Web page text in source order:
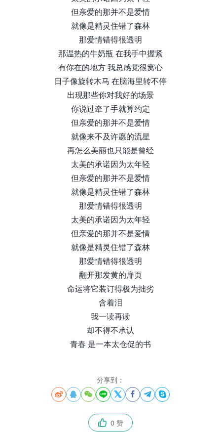
但亲爱的那并不是爱情
就像是精灵住错了森林
那爱情错得很透明
那温热的牛奶瓶 在我手中握紧
有你在的地方 我总感觉很窝心
日子像旋转木马 在脑海里转不停
出现那些你对我好的场景
你说过牵了手就算约定
但亲爱的那并不是爱情
就像来不及许愿的流星
再怎么美丽也只能是曾经
太美的承诺因为太年轻
但亲爱的那并不是爱情
就像是精灵住错了森林
那爱情错得很透明
太美的承诺因为太年轻
但亲爱的那并不是爱情
就像是精灵住错了森林
那爱情错得很透明
翻开那发黄的扉页
命运将它装订得极为拙劣
含着泪
我一读再读
却不得不承认
青春 是一本太仓促的书
分享到：
       
 0 赞